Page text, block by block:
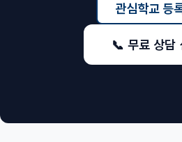
관심학교 등
📞 무료 상담